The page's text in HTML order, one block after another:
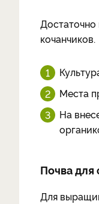
Достаточно
кочанчиков.
Места
На
Почва для
Для